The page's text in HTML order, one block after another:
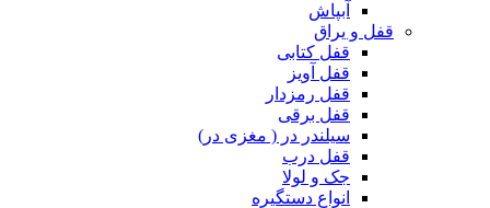
آبپاش
قفل و یراق
قفل کتابی
قفل آویز
قفل رمزدار
قفل برقی
سیلندر در ( مغزی در)
قفل درب
جک و لولا
انواع دستگیره